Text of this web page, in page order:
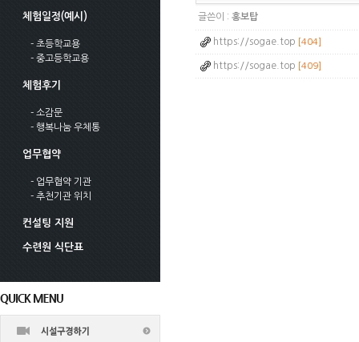
체험일정(예시)
- 초등학교용
- 중고등학교용
체험후기
- 소감문
- 행복나눔 우체통
업무협약
- 업무협약 기관
- 추천기관 위치
컨설팅 지원
수련원 식단표
글쓴이 : 홍보탑
https://sogae.top [404]
https://sogae.top [409]